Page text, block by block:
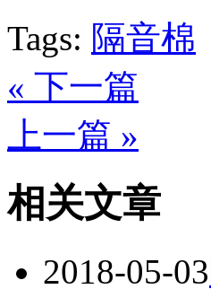
Tags: 隔音棉
« 下一篇
上一篇 »
相关文章
2018-05-03